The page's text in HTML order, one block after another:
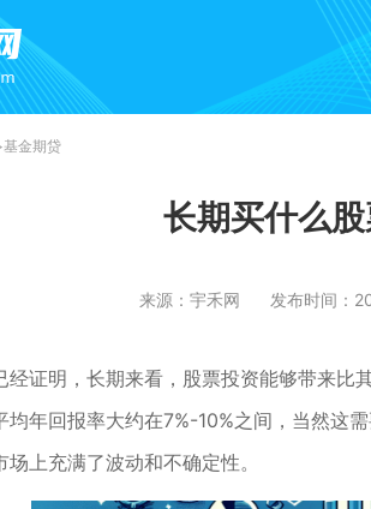
基金期贷
长期买什么
来源：宇禾网 发布时间：
经证明，长期来看，股票投资能够带来比
均年回报率大约在7%-10%之间，当然这
上充满了波动和不确定性。